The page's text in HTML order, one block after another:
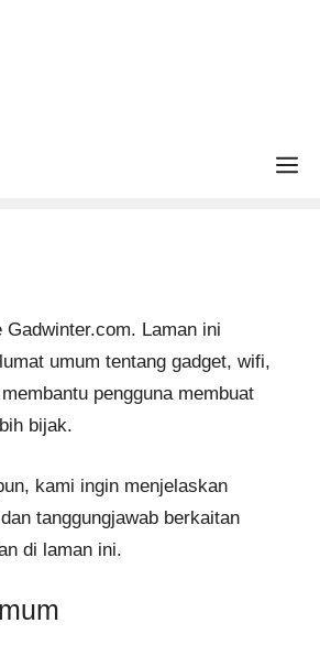
Gadwinter.com. Laman ini
umum tentang gadget, wifi,
pengguna membuat
bijak.
kami ingin menjelaskan
tanggungjawab berkaitan
di laman ini.